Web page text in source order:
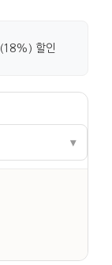
(18%) 할인
▾